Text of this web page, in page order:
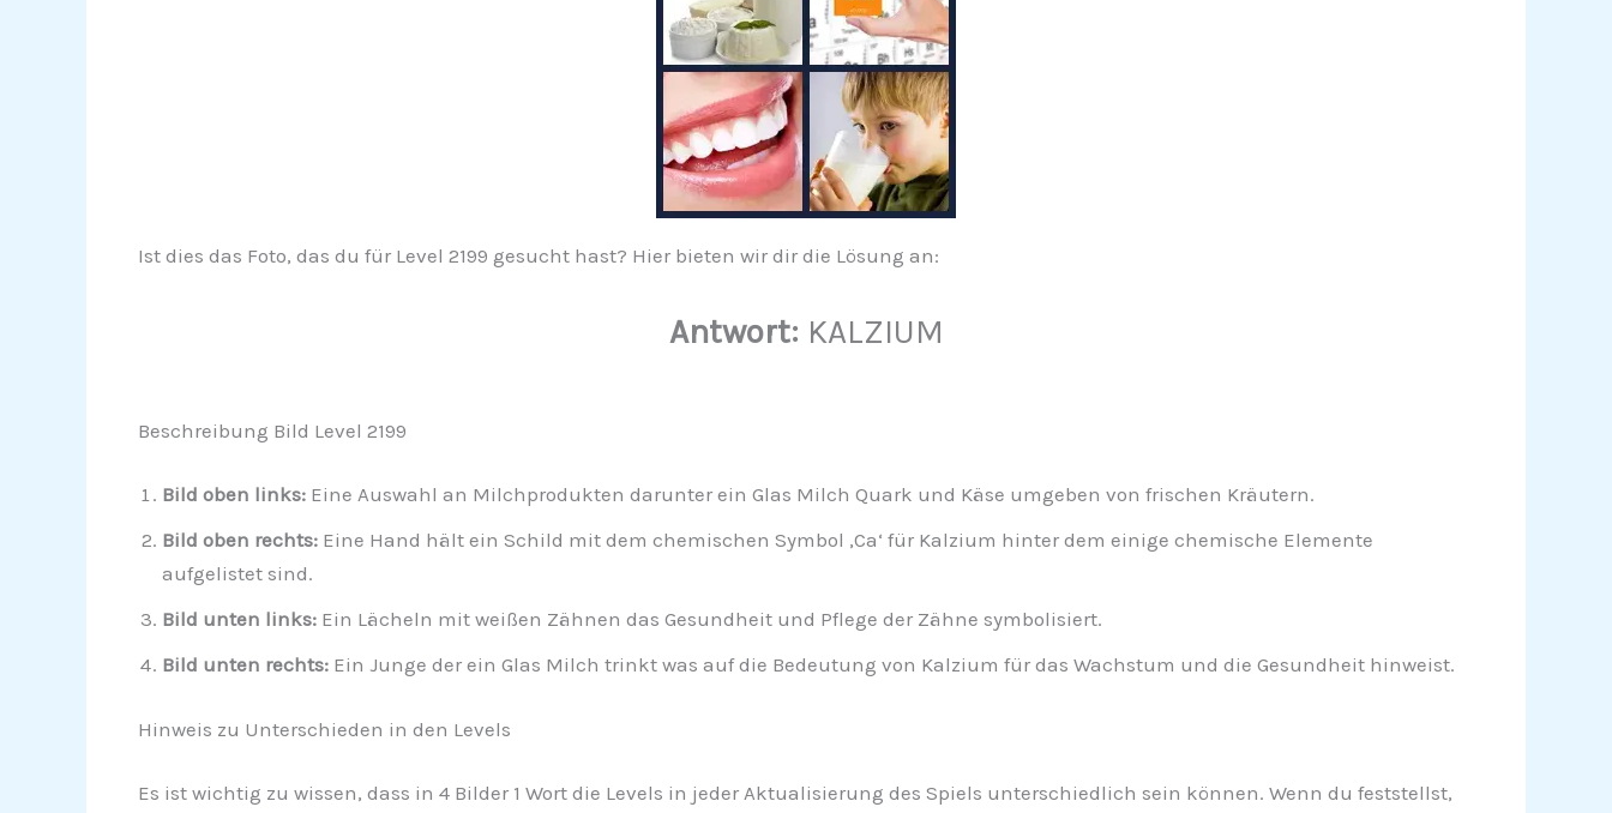
Ist dies das Foto, das du für Level 2199 gesucht hast? Hier bieten wir dir die Lösung an:
Antwort: KALZIUM
Beschreibung Bild Level 2199
Bild oben links:Eine Auswahl an Milchprodukten darunter ein Glas Milch Quark und Käse umgeben von frischen Kräutern.
Bild oben rechts:Eine Hand hält ein Schild mit dem chemischen Symbol ‚Ca‘ für Kalzium hinter dem einige chemische Elemente
aufgelistet sind.
Bild unten links:Ein Lächeln mit weißen Zähnen das Gesundheit und Pflege der Zähne symbolisiert.
Bild unten rechts:Ein Junge der ein Glas Milch trinkt was auf die Bedeutung von Kalzium für das Wachstum und die Gesundheit hinweist.
Hinweis zu Unterschieden in den Levels
Es ist wichtig zu wissen, dass in 4 Bilder 1 Wort die Levels in jeder Aktualisierung des Spiels unterschiedlich sein können. Wenn du feststellst,